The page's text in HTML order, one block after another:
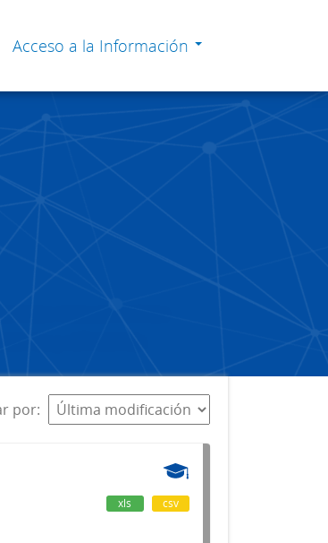
Acceso a la Información
por
xls csv